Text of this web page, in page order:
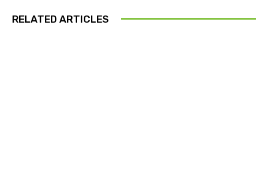
RELATED ARTICLES